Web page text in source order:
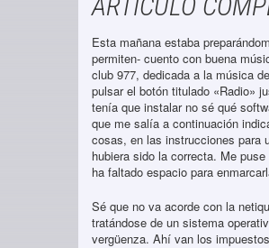
Esta mañana estaba
permiten- cuento con buena
club 977, dedicada a la música
pulsar el botón titulado «Radio»
tenía que instalar no sé qué
que me salía a continuación
cosas, en las instrucciones para
hubiera sido la correcta. Me
ha faltado espacio para
Sé que no va acorde con la
tratándose de un sistema
vergüenza. Ahí van los